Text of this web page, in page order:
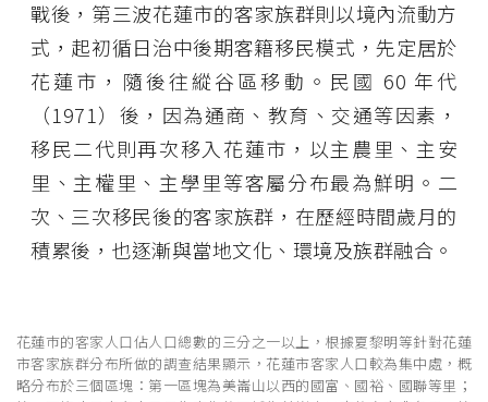
戰後，第三波花蓮市的客家族群則以境內流動方
式，起初循日治中後期客籍移民模式，先定居於
花蓮市，隨後往縱谷區移動。民國 60 年代
（1971）後，因為通商、教育、交通等因素，
移民二代則再次移入花蓮市，以主農里、主安
里、主權里、主學里等客屬分布最為鮮明。二
次、三次移民後的客家族群，在歷經時間歲月的
積累後，也逐漸與當地文化、環境及族群融合。
花蓮巿的客家人口佔人口總數的三分之一以上，根據夏黎明等針對花蓮
市客家族群分布所做的調查結果顯示，花蓮市客家人口較為集中處，概
略分布於三個區塊：第一區塊為美崙山以西的國富、國裕、國聯等里；